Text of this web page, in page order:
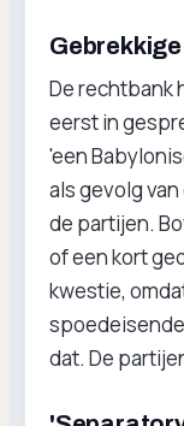
De rechtbank
eerst in
'een
als gevolg
de partijen.
of een kort
kwestie,
dat. De